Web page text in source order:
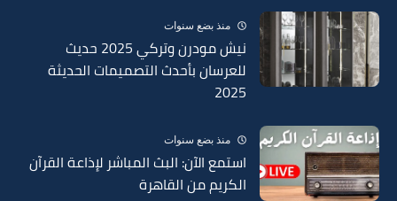
منذ بضع سنوات
نيش مودرن وتركي 2025 حديث
للعرسان بأحدث التصميمات الحديثة
2025
منذ بضع سنوات
استمع الآن: البث المباشر لإذاعة القرآن
الكريم من القاهرة